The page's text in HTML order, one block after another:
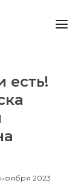
есть!
ноября 2023